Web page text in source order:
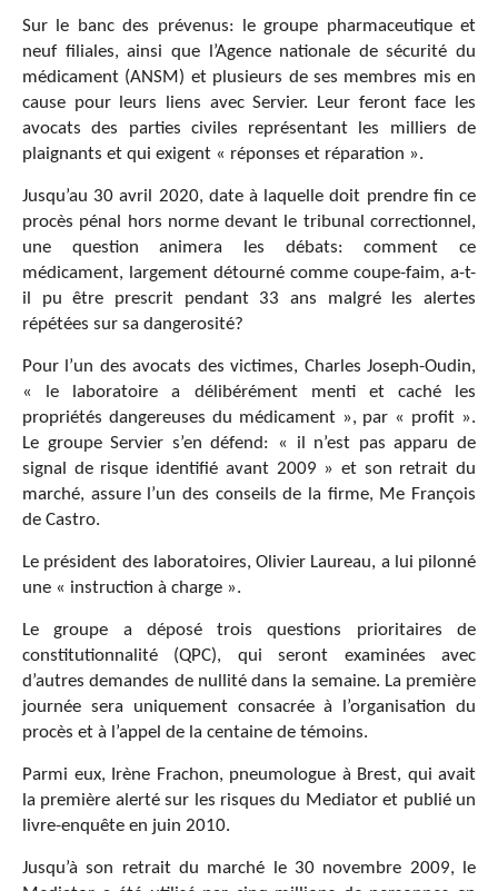
Sur le banc des prévenus: le groupe pharmaceutique et
neuf filiales, ainsi que l’Agence nationale de sécurité du
médicament (ANSM) et plusieurs de ses membres mis en
cause pour leurs liens avec Servier. Leur feront face les
avocats des parties civiles représentant les milliers de
plaignants et qui exigent « réponses et réparation ».
Jusqu’au 30 avril 2020, date à laquelle doit prendre fin ce
procès pénal hors norme devant le tribunal correctionnel,
une question animera les débats: comment ce
médicament, largement détourné comme coupe-faim, a-t-
il pu être prescrit pendant 33 ans malgré les alertes
répétées sur sa dangerosité?
Pour l’un des avocats des victimes, Charles Joseph-Oudin,
« le laboratoire a délibérément menti et caché les
propriétés dangereuses du médicament », par « profit ».
Le groupe Servier s’en défend: « il n’est pas apparu de
signal de risque identifié avant 2009 » et son retrait du
marché, assure l’un des conseils de la firme, Me François
de Castro.
Le président des laboratoires, Olivier Laureau, a lui pilonné
une « instruction à charge ».
Le groupe a déposé trois questions prioritaires de
constitutionnalité (QPC), qui seront examinées avec
d’autres demandes de nullité dans la semaine. La première
journée sera uniquement consacrée à l’organisation du
procès et à l’appel de la centaine de témoins.
Parmi eux, Irène Frachon, pneumologue à Brest, qui avait
la première alerté sur les risques du Mediator et publié un
livre-enquête en juin 2010.
Jusqu’à son retrait du marché le 30 novembre 2009, le